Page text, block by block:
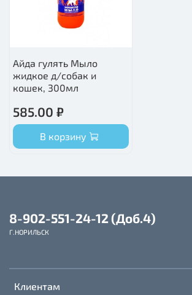
Айда гулять Мыло
жидкое д/собак и
кошек, 300мл
585.00 ₽
В корзину
Клиентам
8-902-551-24-12 (Доб.4)
Г.НОРИЛЬСК